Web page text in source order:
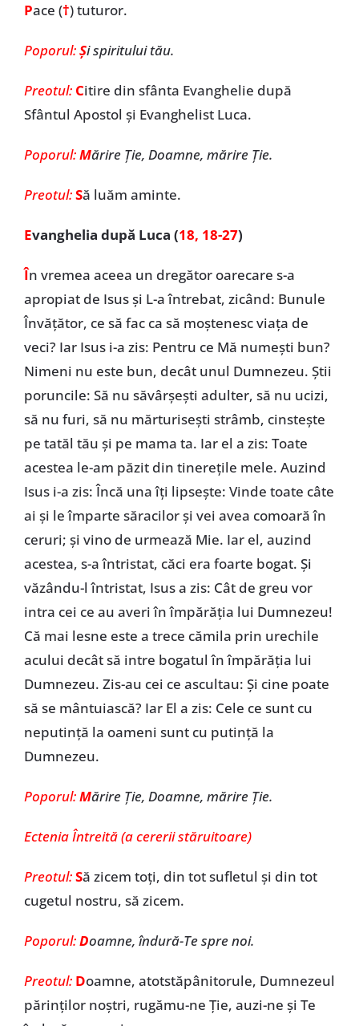
Pace (†)tuturor.
Poporul:Şi spiritului tău.
Preotul: Citire din sfânta Evanghelie după
Sfântul Apostol și Evanghelist Luca.
Poporul:Mărire Ţie, Doamne, mărire Ţie.
Preotul:Să luăm aminte.
Evanghelia după Luca (18, 18-27)
În vremea aceea un dregător oarecare s-a
apropiat de Isus și L-a întrebat, zicând: Bunule
Învățător, ce să fac ca să moștenesc viața de
veci? Iar Isus i-a zis: Pentru ce Mă numești bun?
Nimeni nu este bun, decât unul Dumnezeu. Știi
poruncile: Să nu săvârșești adulter, să nu ucizi,
să nu furi, să nu mărturisești strâmb, cinstește
pe tatăl tău și pe mama ta. Iar el a zis: Toate
acestea le-am păzit din tinerețile mele. Auzind
Isus i-a zis: Încă una îți lipsește: Vinde toate câte
ai și le împarte săracilor și vei avea comoară în
ceruri; și vino de urmează Mie. Iar el, auzind
acestea, s-a întristat, căci era foarte bogat. Și
văzându-l întristat, Isus a zis: Cât de greu vor
intra cei ce au averi în împărăția lui Dumnezeu!
Că mai lesne este a trece cămila prin urechile
acului decât să intre bogatul în împărăția lui
Dumnezeu. Zis-au cei ce ascultau: Și cine poate
să se mântuiască? Iar El a zis: Cele ce sunt cu
neputință la oameni sunt cu putință la
Dumnezeu.
Poporul:Mărire Ţie, Doamne, mărire Ţie.
Ectenia Întreită (a cererii stăruitoare)
Preotul:Să zicem toţi, din tot sufletul şi din tot
cugetul nostru, să zicem.
Poporul:Doamne, îndură-Te spre noi.
Preotul: Doamne, atotstăpânitorule, Dumnezeul
părinţilor noştri, rugămu-ne Ţie, auzi-ne şi Te